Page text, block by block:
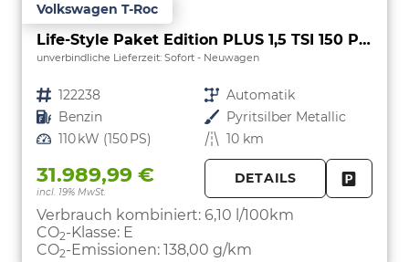
Volkswagen T-Roc
Life-Style Paket Edition PLUS 1,5 TSI 150 PS DSG-AHK-GARANTIE-LED-ACC-KESSY-WINTERPAKET-PDC&KAMERA-17 "ALU-SOFORT
unverbindliche Lieferzeit: Sofort Neuwagen
Fahrzeugnr. 122238 Getriebe Automatik
Kraftstoff Benzin Außenfarbe Pyritsilber Metallic
Leistung 110 kW (150 PS) Kilometerstand 10 km
31.989,99 €
incl. 19% MwSt.
DETAILS
Verbrauch kombiniert: 6,10 l/100km
CO2-Klasse: E
CO2-Emissionen: 138,00 g/km